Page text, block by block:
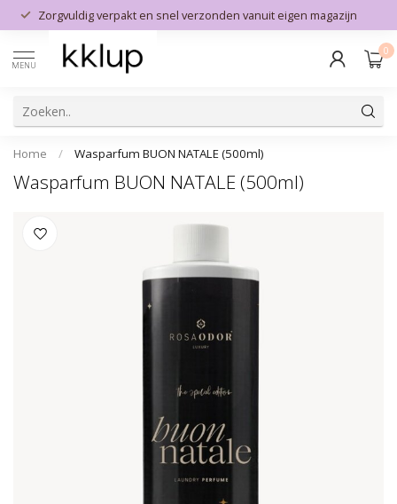
Zorgvuldig verpakt en snel verzonden vanuit eigen magazijn
MENU
0
Home / Wasparfum BUON NATALE (500ml)
Wasparfum BUON NATALE (500ml)